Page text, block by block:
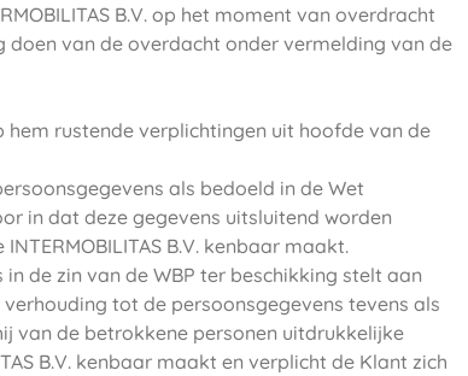
B.V. op het moment van overdracht
doen van de overdacht onder vermelding van de
hem rustende verplichtingen uit hoofde van de
als bedoeld in de Wet
in dat deze gegevens uitsluitend worden
B.V. kenbaar maakt.
de zin van de WBP ter beschikking stelt aan
verhouding tot de persoonsgegevens tevens als
van de betrokkene personen uitdrukkelijke
B.V. kenbaar maakt en verplicht de Klant zich